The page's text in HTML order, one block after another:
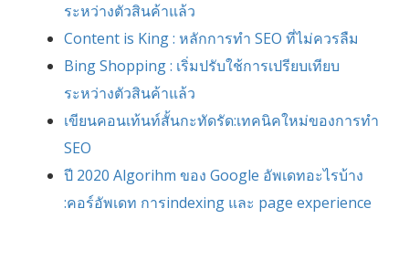
ระหว่างตัวสินค้าแล้ว
Content is King : หลักการทำ SEO ที่ไม่ควรลืม
Bing Shopping : เริ่มปรับใช้การเปรียบเทียบ
ระหว่างตัวสินค้าแล้ว
เขียนคอนเท้นท์สั้นกะทัดรัด:เทคนิคใหม่ของการทำ
SEO
ปี 2020 Algorihm ของ Google อัพเดทอะไรบ้าง
:คอร์อัพเดท การindexing และ page experience